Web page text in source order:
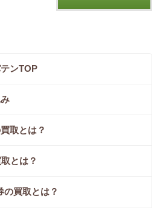
ンTOP
取とは？
とは？
買取とは？